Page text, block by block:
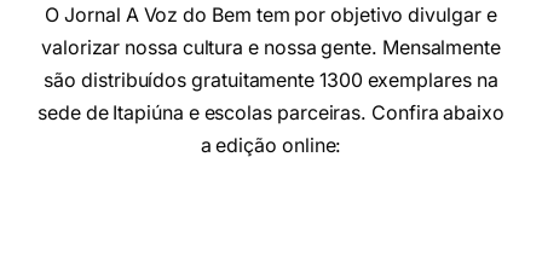
O Jornal A Voz do Bem tem por objetivo divulgar e
valorizar nossa cultura e nossa gente. Mensalmente
são distribuídos gratuitamente 1300 exemplares na
sede de Itapiúna e escolas parceiras. Confira abaixo
a edição online: